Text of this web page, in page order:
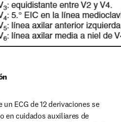
ECG de 12 derivaciones se
en cuidados auxiliares de